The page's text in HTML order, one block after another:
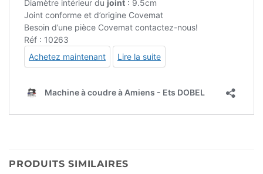
PRODUITS SIMILAIRES